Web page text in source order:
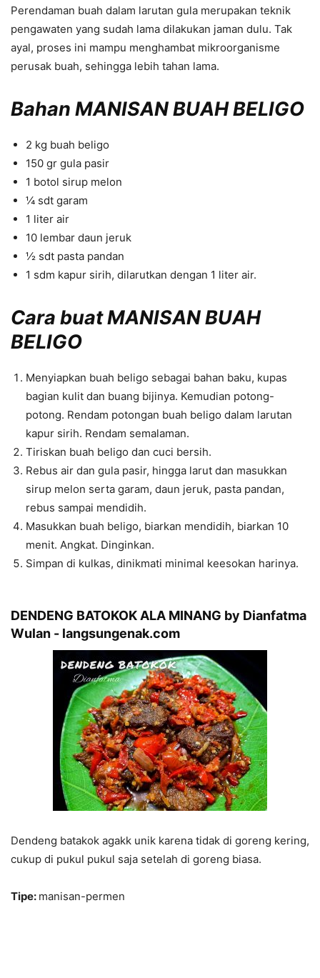
Perendaman buah dalam larutan gula merupakan teknik
pengawaten yang sudah lama dilakukan jaman dulu. Tak
ayal, proses ini mampu menghambat mikroorganisme
perusak buah, sehingga lebih tahan lama.
Bahan MANISAN BUAH BELIGO
2 kg buah beligo
150 gr gula pasir
1 botol sirup melon
¼ sdt garam
1 liter air
10 lembar daun jeruk
½ sdt pasta pandan
1 sdm kapur sirih, dilarutkan dengan 1 liter air.
Cara buat MANISAN BUAH
BELIGO
Menyiapkan buah beligo sebagai bahan baku, kupas
bagian kulit dan buang bijinya. Kemudian potong-
potong. Rendam potongan buah beligo dalam larutan
kapur sirih. Rendam semalaman.
Tiriskan buah beligo dan cuci bersih.
Rebus air dan gula pasir, hingga larut dan masukkan
sirup melon serta garam, daun jeruk, pasta pandan,
rebus sampai mendidih.
Masukkan buah beligo, biarkan mendidih, biarkan 10
menit. Angkat. Dinginkan.
Simpan di kulkas, dinikmati minimal keesokan harinya.
DENDENG BATOKOK ALA MINANG by Dianfatma
Wulan - langsungenak.com
Dendeng batakok agakk unik karena tidak di goreng kering,
cukup di pukul pukul saja setelah di goreng biasa.
Tipe: manisan-permen